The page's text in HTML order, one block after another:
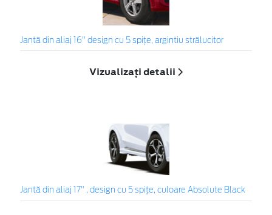
Jantă din aliaj 16" design cu 5 spițe, argintiu strălucitor
Vizualizați detalii
Jantă din aliaj 17" , design cu 5 spiţe, culoare Absolute Black